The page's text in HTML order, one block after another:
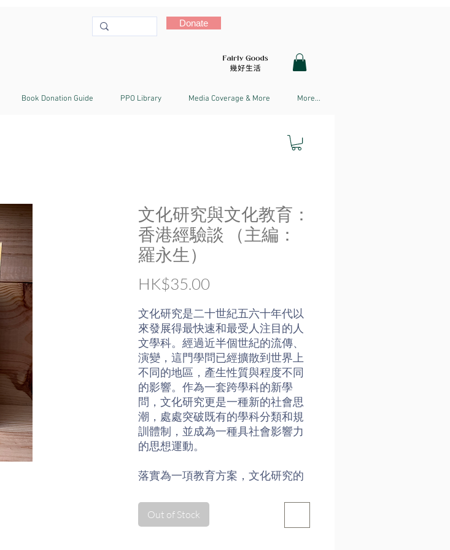
Donate
Book Donation Guide PPO Library Media Coverage & More More...
文化研究與文化教育：
香港經驗談 （主編：
羅永生）
HK$35.00
文化研究是二十世紀五六十年代以
來發展得最快速和最受人注目的人
文學科。經過近半個世紀的流傳、
演變，這門學問已經擴散到世界上
不同的地區，產生性質與程度不同
的影響。作為一套跨學科的新學
問，文化研究更是一種新的社會思
潮，處處突破既有的學科分類和規
訓體制，並成為一種具社會影響力
的思想運動。
落實為一項教育方案，文化研究的
者」、「培育感知的能力」、「探
討自我和群體改變的可能」。《文
Out of Stock